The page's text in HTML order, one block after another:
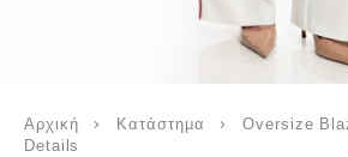
Αρχική Κατάστημα
Oversize
Details